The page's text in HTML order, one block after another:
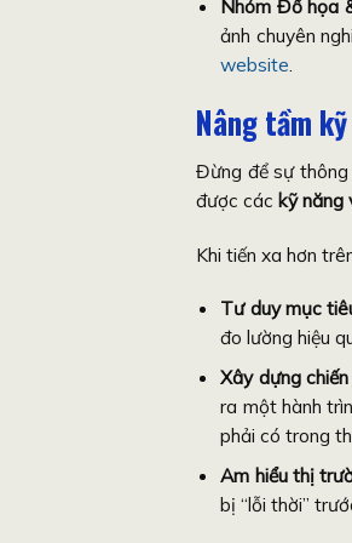
Nhóm Đồ họa
ảnh chuyên
website
Nâng tầm
Đừng để sự thông
được các kỹ năng
Khi tiến xa hơn
Tư duy mục
đo lường hiệu
Xây dựng
ra một hành
phải có trong
Am hiểu thị
bị “lỗi thời”